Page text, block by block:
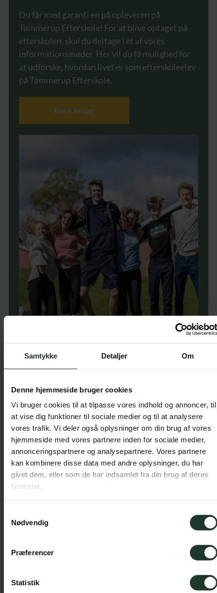
Samtykke Detaljer Om
Denne hjemmeside bruger cookies
Vi bruger cookies til at tilpasse vores indhold og annoncer, til
at vise dig funktioner til sociale medier og til at analysere
vores trafik. Vi deler også oplysninger om din brug af vores
hjemmeside med vores partnere inden for sociale medier,
annonceringspartnere og analysepartnere. Vores partnere
kan kombinere disse data med andre oplysninger, du har
givet dem, eller som de har indsamlet fra din brug af deres
tjenester.
Nødvendig
Præferencer
Statistik
Du får med garanti en på opleveren på
Tømmerup Efterskole! For at blive optaget på
efterskolen, skal du deltage i et af vores
informationsmøder. Her vil du få mulighed for
at udforske, hvordan livet er som efterskoleelev
på Tømmerup Efterskole.
Book besøg
Udforsk verden
På Tømmerup Efterskole går vi meget op i, at
at man lærer bedst ved at udforske verden – og